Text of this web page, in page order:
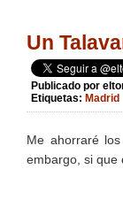
Un
Publicado por
Etiquetas: Madrid
Me ahorraré
embargo, si que